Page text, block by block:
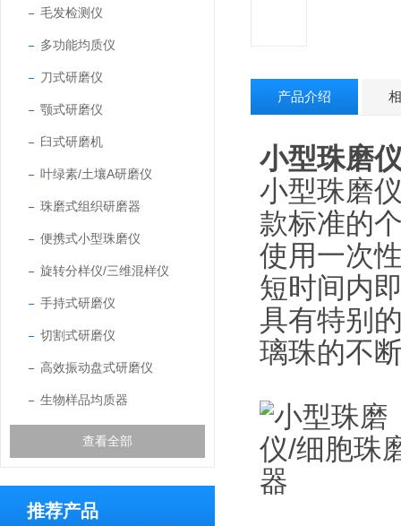
毛发检测仪
多功能均质仪
刀式研磨仪
颚式研磨仪
臼式研磨机
叶绿素/土壤A研磨仪
珠磨式组织研磨器
便携式小型珠磨仪
旋转分样仪/三维混样仪
手持式研磨仪
切割式研磨仪
高效振动盘式研磨仪
生物样品均质器
查看全部
推荐产品
产品介绍
小型珠磨
小型珠磨
款标准的
使用一次
短时间内
具有特别
璃珠的不